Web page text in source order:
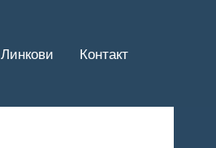
Линкови Контакт